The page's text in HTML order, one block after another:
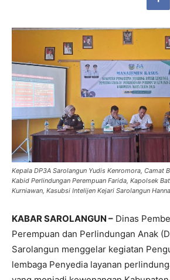
Kepala DP3A Sarolangun Yudis Kenromora, Camat
Kabid Perlindungan Perempuan Farida, Kapolsek
Kurniawan, Kasubsi Intelijen Kejari Sarolangun
KABAR SAROLANGUN – Dinas
Perempuan dan Perlindungan Anak
Sarolangun menggelar kegiatan
lembaga Penyedia layanan